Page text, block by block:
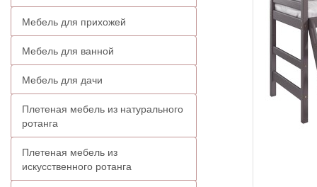
Мебель для прихожей
Мебель для ванной
Мебель для дачи
Плетеная мебель из натурального
ротанга
Плетеная мебель из
искусственного ротанга